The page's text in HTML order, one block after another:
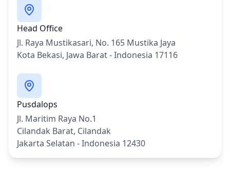
Head Office
Jl. Raya Mustikasari, No. 165 Mustika Jaya
Kota Bekasi, Jawa Barat - Indonesia 17116
Pusdalops
Jl. Maritim Raya No.1
Cilandak Barat, Cilandak
Jakarta Selatan - Indonesia 12430